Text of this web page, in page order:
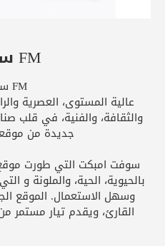
FM سومر
FM سومر
عالية المستوى، العصرية
والثقافة، والفنية، في قلب
جديدة من
سوفت امبكت التي طورت
بالحيوية، الحية، والملونة و
وسهل الاستعمال. الموقع
القارئ، ويقدم تيار مستمر من